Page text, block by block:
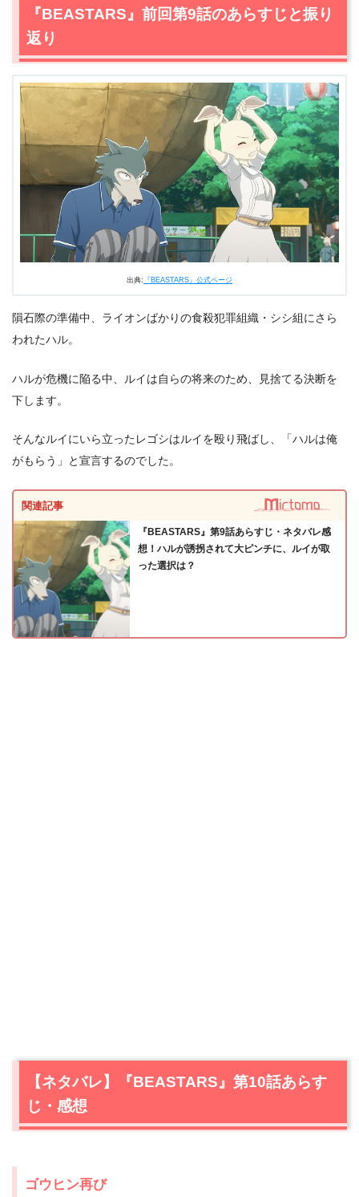
2.1ゴウヒン再び
2.5銃やナイフ
『BEASTARS』第10話まとめ
『BEASTARS』前回第9話のあらすじと振り
返り
出典: 『BEASTARS』公式ページ
隕石際の準備中、ライオンばかりの食殺犯罪組織・シシ組にさら
われたハル。
ハルが危機に陥る中、ルイは自らの将来のため、見捨てる決断を
下します。
そんなルイにいら立ったレゴシはルイを殴り飛ばし、「ハルは俺
がもらう」と宣言するのでした。
関連記事
『BEASTARS』第9話あらすじ・ネタバレ感
想！ハルが誘拐されて大ピンチに、ルイが取
った選択は？
【ネタバレ】『BEASTARS』第10話あらす
じ・感想
ゴウヒン再び